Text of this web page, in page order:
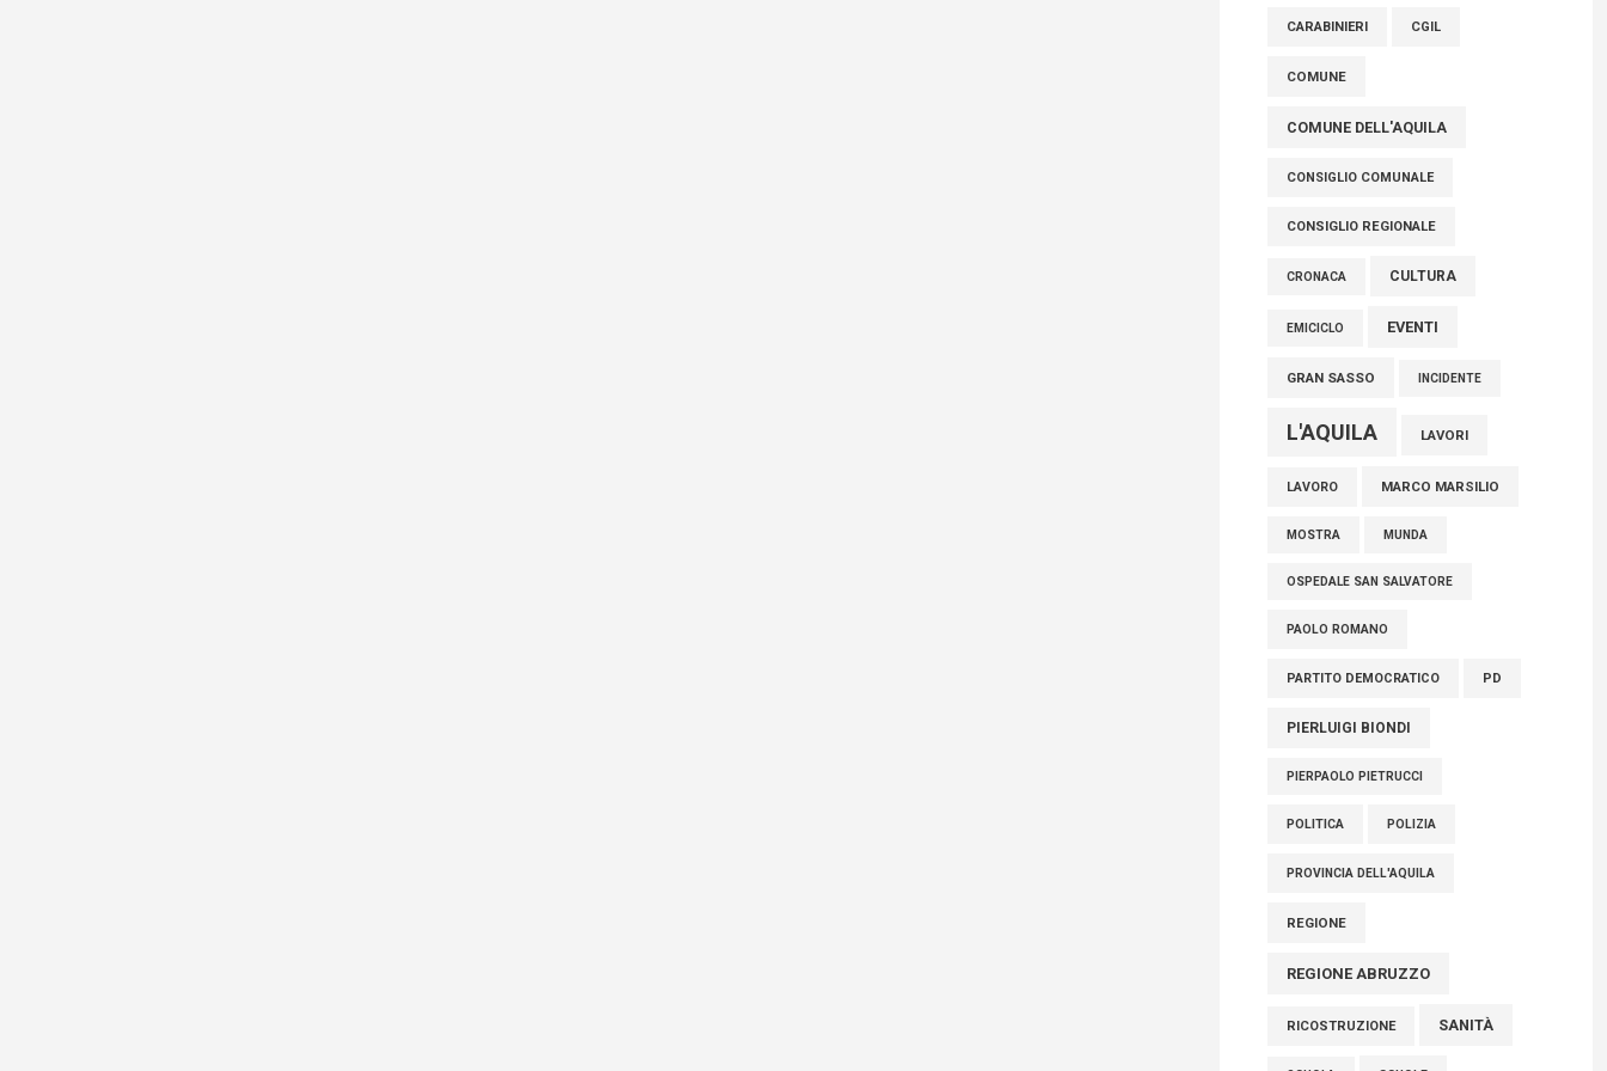
tra cui molti abruzzesi"
06 Agosto 2026
CARABINIERI CGIL
COMUNE
COMUNE DELL'AQUILA
CONSIGLIO COMUNALE
CONSIGLIO REGIONALE
CRONACA CULTURA
EMICICLO EVENTI
GRAN SASSO INCIDENTE
L'AQUILA LAVORI
LAVORO MARCO MARSILIO
MOSTRA MUNDA
OSPEDALE SAN SALVATORE
PAOLO ROMANO
PARTITO DEMOCRATICO PD
PIERLUIGI BIONDI
PIERPAOLO PIETRUCCI
POLITICA POLIZIA
PROVINCIA DELL'AQUILA
REGIONE
REGIONE ABRUZZO
RICOSTRUZIONE SANITÀ